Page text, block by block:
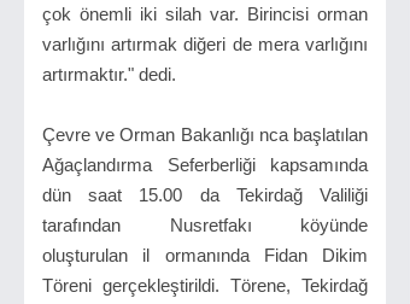
çok önemli iki silah var. Birincisi orman
varlığını artırmak diğeri de mera varlığını
artırmaktır." dedi.
Çevre ve Orman Bakanlığı nca başlatılan
Ağaçlandırma Seferberliği kapsamında
dün saat 15.00 da Tekirdağ Valiliği
tarafından Nusretfakı köyünde
oluşturulan il ormanında Fidan Dikim
Töreni gerçekleştirildi. Törene, Tekirdağ